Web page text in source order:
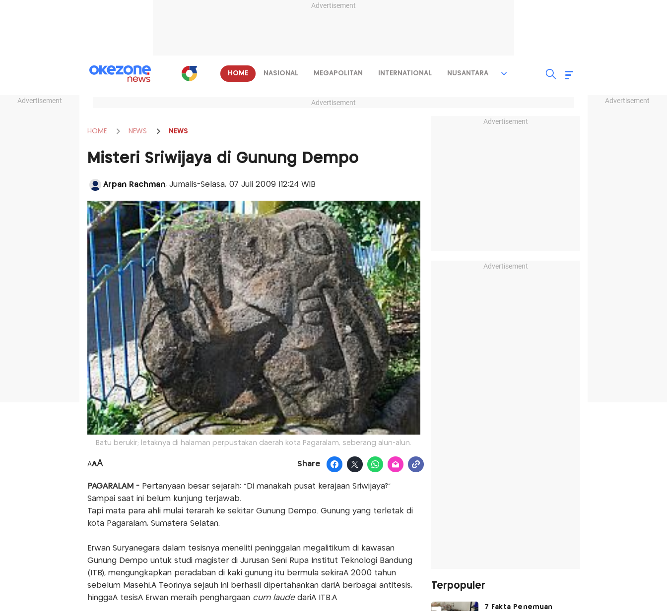
Advertisement
Advertisement Advertisement
HOME NASIONAL MEGAPOLITAN INTERNATIONAL NUSANTARA
Advertisement
HOME NEWS NEWS
Misteri Sriwijaya di Gunung Dempo
Arpan Rachman, Jurnalis-Selasa, 07 Juli 2009 |12:24 WIB
Batu berukir; letaknya di halaman perpustakan daerah kota Pagaralam, seberang alun-alun.
AAA Share
PAGARALAM - Pertanyaan besar sejarah: "Di manakah pusat kerajaan Sriwijaya?"
Sampai saat ini belum kunjung terjawab.
Tapi mata para ahli mulai terarah ke sekitar Gunung Dempo. Gunung yang terletak di
kota Pagaralam, Sumatera Selatan.
Erwan Suryanegara dalam tesisnya meneliti peninggalan megalitikum di kawasan
Gunung Dempo untuk studi magister di Jurusan Seni Rupa Institut Teknologi Bandung
(ITB), mengungkapkan peradaban di kaki gunung itu bermula sekiraÂ 2000 tahun
sebelum Masehi.Â Teorinya sejauh ini berhasil dipertahankan dariÂ berbagai antitesis,
hinggaÂ tesisÂ Erwan meraih penghargaan cum laude dariÂ ITB.Â
Advertisement
Advertisement
Terpopuler
7 Fakta Penemuan